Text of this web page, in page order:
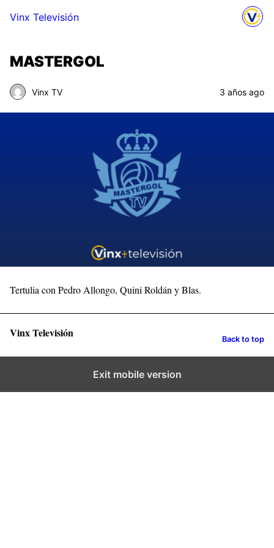
Vinx Televisión
MASTERGOL
Vinx TV 3 años ago
Tertulia con Pedro Allongo, Quini Roldán y Blas.
Vinx Televisión Back to top
Exit mobile version